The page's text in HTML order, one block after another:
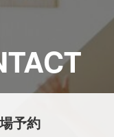
予約